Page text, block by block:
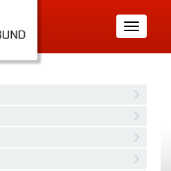
Toggle
navigation